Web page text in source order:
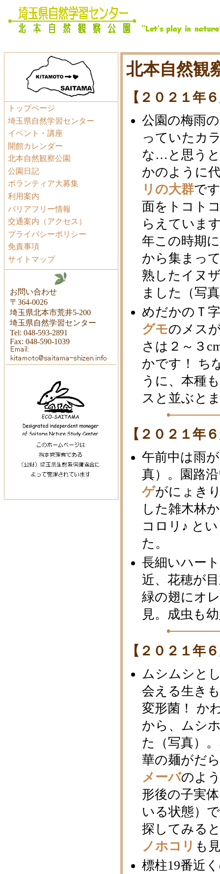
トップページ
埼玉県自然学習センター
イベント・講座
開館カレンダー
北本自然観察公園
公園日記
ボランティア大募集
利用案内
バリアフリー情報
交通案内（アクセス）
プライバシーポリシー
免責事項
サイトマップ
お問い合わせ
〒364-0026
埼玉県北本市荒井5-200
埼玉県自然学習センター
Tel: 048-593-2891
Fax: 048-590-1039
北本自然観
【２０２１年
公園の梅雨
っていたカ
な…と思う
かのように
リの大群で
面をトコト
らえていま
年この時期
から集まっ
熟したイヌ
ました（写
めだかのＴ
グモのメス
さは２～３
かです！ ち
うに、本種
スと並ぶと
【２０２１年
午前中は雨
真）。園路
ゲがにょき
した雑木林
コロリ♪ と
た。
長細いハー
近、花穂が
緑の翅にオ
見。成虫も
【２０２１年
ムシムシと
会える生き
変形菌！ か
から、ムシ
た（写真）
華の麺がだ
メーバのよ
形後の子実
いる状態）
探してみる
ノホコリ も
標柱19番近